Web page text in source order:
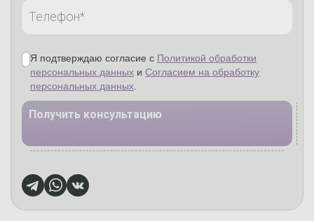
Я подтверждаю согласие с Политикой обработки
персональных данных и Согласием на обработку
персональных данных.
Получить консультацию